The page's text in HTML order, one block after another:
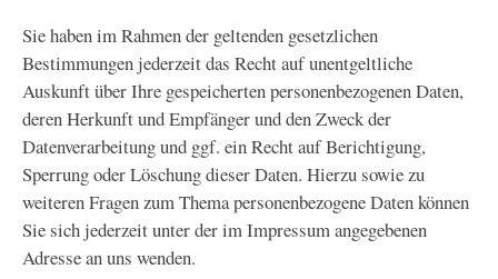
Sie haben im Rahmen der geltenden gesetzlichen
Bestimmungen jederzeit das Recht auf unentgeltliche
Auskunft über Ihre gespeicherten personenbezogenen Daten,
deren Herkunft und Empfänger und den Zweck der
Datenverarbeitung und ggf. ein Recht auf Berichtigung,
Sperrung oder Löschung dieser Daten. Hierzu sowie zu
weiteren Fragen zum Thema personenbezogene Daten können
Sie sich jederzeit unter der im Impressum angegebenen
Adresse an uns wenden.